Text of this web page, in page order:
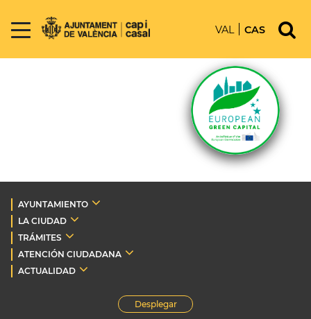
VAL CAS
AYUNTAMIENTO
LA CIUDAD
TRÁMITES
ATENCIÓN CIUDADANA
ACTUALIDAD
Desplegar